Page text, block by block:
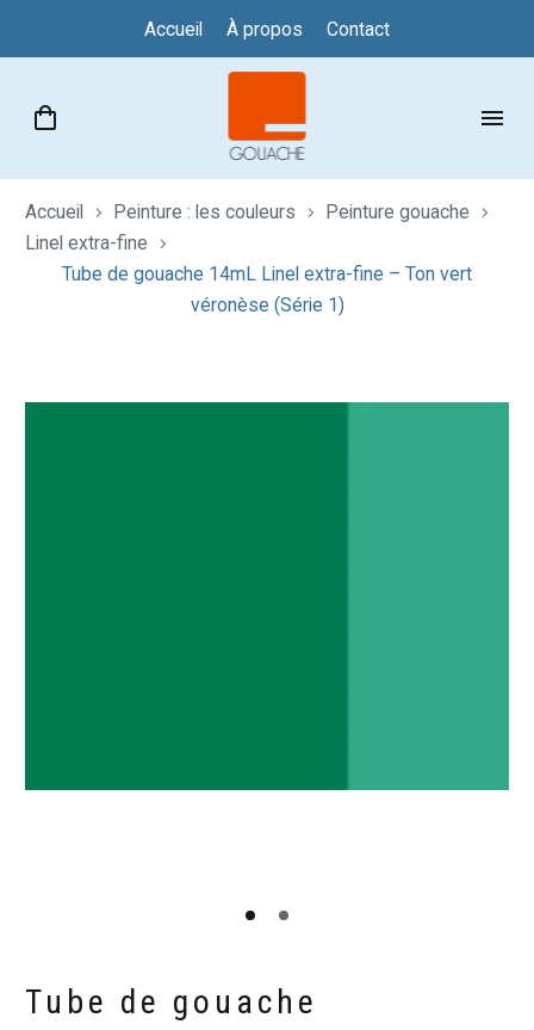
Accueil À propos Contact
Accueil Peinture : les couleurs
Peinture gouache
Linel extra-fine
Tube de gouache 14mL Linel extra-fine – Ton vert
véronèse (Série 1)
Tube de gouache